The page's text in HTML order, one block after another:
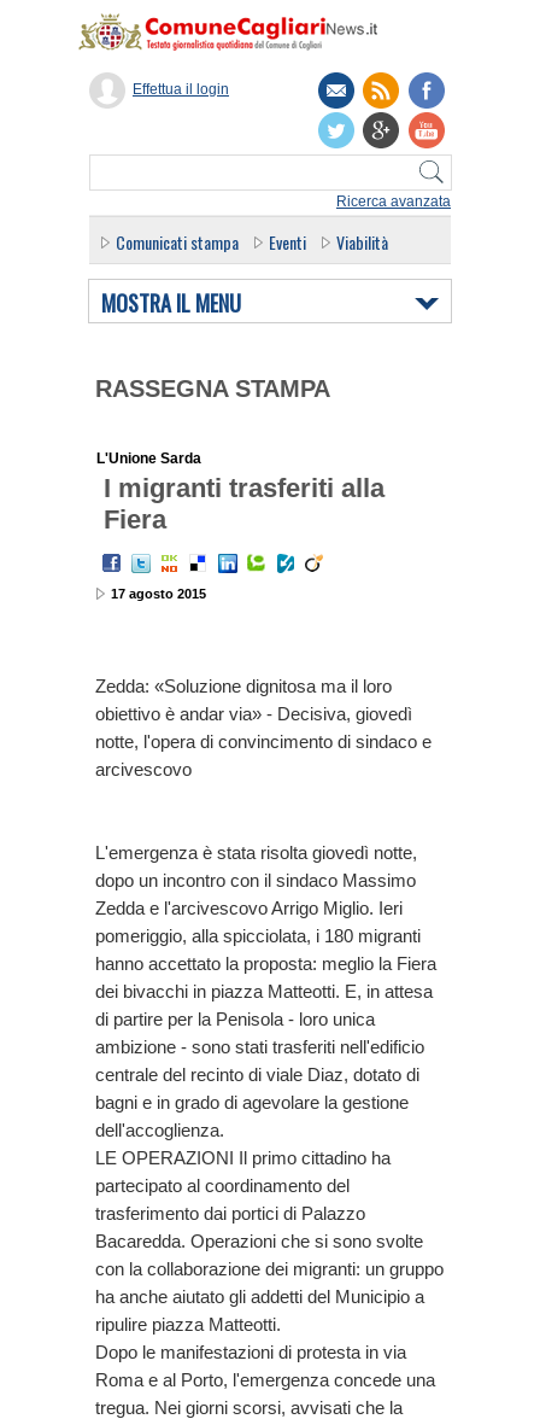
Ricerca avanzata
Effettua il login
Comunicati stampa Eventi Viabilità
MOSTRA IL MENU
RASSEGNA STAMPA
L'Unione Sarda
I migranti trasferiti alla
Fiera
17 agosto 2015
Zedda: «Soluzione dignitosa ma il loro
obiettivo è andar via» - Decisiva, giovedì
notte, l'opera di convincimento di sindaco e
arcivescovo
L'emergenza è stata risolta giovedì notte,
dopo un incontro con il sindaco Massimo
Zedda e l'arcivescovo Arrigo Miglio. Ieri
pomeriggio, alla spicciolata, i 180 migranti
hanno accettato la proposta: meglio la Fiera
dei bivacchi in piazza Matteotti. E, in attesa
di partire per la Penisola - loro unica
ambizione - sono stati trasferiti nell'edificio
centrale del recinto di viale Diaz, dotato di
bagni e in grado di agevolare la gestione
dell'accoglienza.
LE OPERAZIONI Il primo cittadino ha
partecipato al coordinamento del
trasferimento dai portici di Palazzo
Bacaredda. Operazioni che si sono svolte
con la collaborazione dei migranti: un gruppo
ha anche aiutato gli addetti del Municipio a
ripulire piazza Matteotti.
Dopo le manifestazioni di protesta in via
Roma e al Porto, l'emergenza concede una
tregua. Nei giorni scorsi, avvisati che la